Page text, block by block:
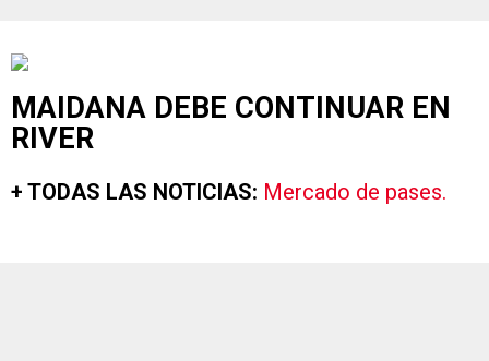
MAIDANA DEBE CONTINUAR EN
RIVER
+ TODAS LAS NOTICIAS: Mercado de pases.